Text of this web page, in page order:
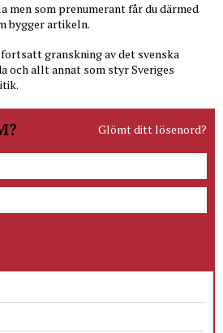
som prenumerant får du därmed
bygger artikeln.
granskning av det svenska
och allt annat som styr Sveriges
Glömt ditt lösenord?